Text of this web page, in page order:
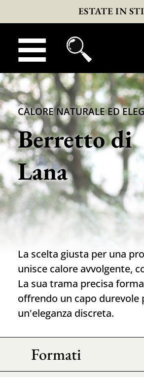
ESTATE IN
CALORE NATURALE ED
Berretto di
Lana
La scelta giusta per una
unisce calore avvolgente,
La sua trama precisa
offrendo un capo
un'eleganza discreta.
Formati